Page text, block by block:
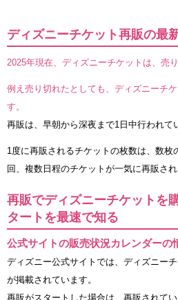
ディズニーチケット再販の最
2025年現在、ディズニーチケットは、売
例え売り切れたとしても、ディズニーチ
す。
再販は、早朝から深夜まで1日中行われて
1度に再販されるチケットの枚数は、数枚
回、複数日程のチケットが一気に再販され
再販でディズニーチケットを
タートを最速で知る
公式サイトの販売状況カレンダーの
ディズニー公式サイトでは、ディズニー
が掲載されています。
再販がスタートした場合は、再販されて